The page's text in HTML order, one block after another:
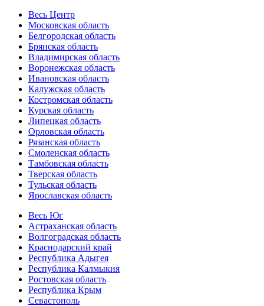
Весь Центр
Московская область
Белгородская область
Брянская область
Владимирская область
Воронежская область
Ивановская область
Калужская область
Костромская область
Курская область
Липецкая область
Орловская область
Рязанская область
Смоленская область
Тамбовская область
Тверская область
Тульская область
Ярославская область
Весь Юг
Астраханская область
Волгоградская область
Краснодарский край
Республика Адыгея
Республика Калмыкия
Ростовская область
Республика Крым
Севастополь